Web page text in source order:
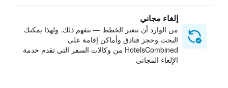
إلغاء مجاني
من الوارد أن تتغير الخطط — نتفهم ذلك. ولهذا يمكنك
البحث وحجز فنادق وأماكن إقامة على
HotelsCombined من وكالات السفر التي تقدم خدمة
الإلغاء المجاني